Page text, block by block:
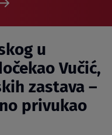
u
Vučić,
zastava –
privukao